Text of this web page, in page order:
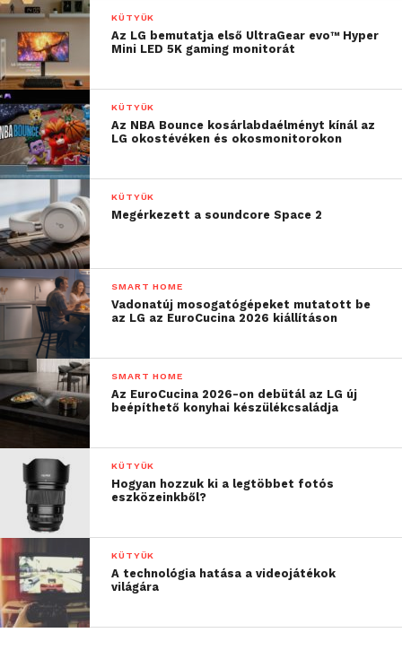
KÜTYÜK
Az LG bemutatja első UltraGear evo™ Hyper
Mini LED 5K gaming monitorát
KÜTYÜK
Az NBA Bounce kosárlabdaélményt kínál az
LG okostévéken és okosmonitorokon
KÜTYÜK
Megérkezett a soundcore Space 2
SMART HOME
Vadonatúj mosogatógépeket mutatott be
az LG az EuroCucina 2026 kiállításon
SMART HOME
Az EuroCucina 2026-on debütál az LG új
beépíthető konyhai készülékcsaládja
KÜTYÜK
Hogyan hozzuk ki a legtöbbet fotós
eszközeinkből?
KÜTYÜK
A technológia hatása a videojátékok
világára